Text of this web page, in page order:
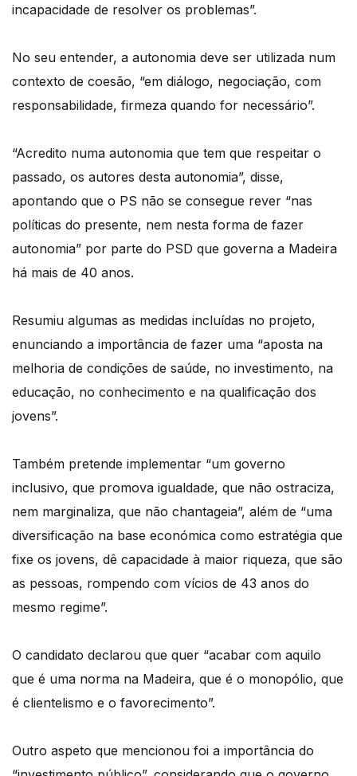
incapacidade de resolver os problemas”.
No seu entender, a autonomia deve ser utilizada num
contexto de coesão, “em diálogo, negociação, com
responsabilidade, firmeza quando for necessário”.
“Acredito numa autonomia que tem que respeitar o
passado, os autores desta autonomia”, disse,
apontando que o PS não se consegue rever “nas
políticas do presente, nem nesta forma de fazer
autonomia” por parte do PSD que governa a Madeira
há mais de 40 anos.
Resumiu algumas as medidas incluídas no projeto,
enunciando a importância de fazer uma “aposta na
melhoria de condições de saúde, no investimento, na
educação, no conhecimento e na qualificação dos
jovens”.
Também pretende implementar “um governo
inclusivo, que promova igualdade, que não ostraciza,
nem marginaliza, que não chantageia”, além de “uma
diversificação na base económica como estratégia que
fixe os jovens, dê capacidade à maior riqueza, que são
as pessoas, rompendo com vícios de 43 anos do
mesmo regime”.
O candidato declarou que quer “acabar com aquilo
que é uma norma na Madeira, que é o monopólio, que
é clientelismo e o favorecimento”.
Outro aspeto que mencionou foi a importância do